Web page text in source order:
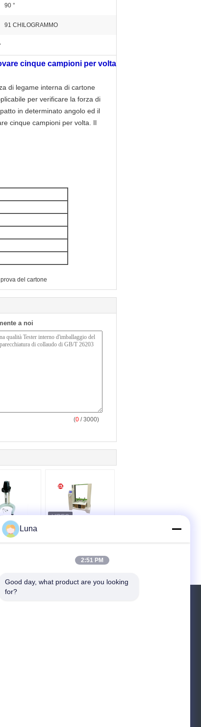
90 °
91 CHILOGRAMMO
cinque campioni per volta
di legame interna di cartone
per verificare la forza di
in determinato angolo ed il
cinque campioni per volta. Il
del cartone
a noi
(0 / 3000)
NDJ-1
misurare
inchiostro/alimento/droghe
contenitore di cartone
di iso 12048 IBC
Luna
2:51 PM
Good day, what product are you looking
for?